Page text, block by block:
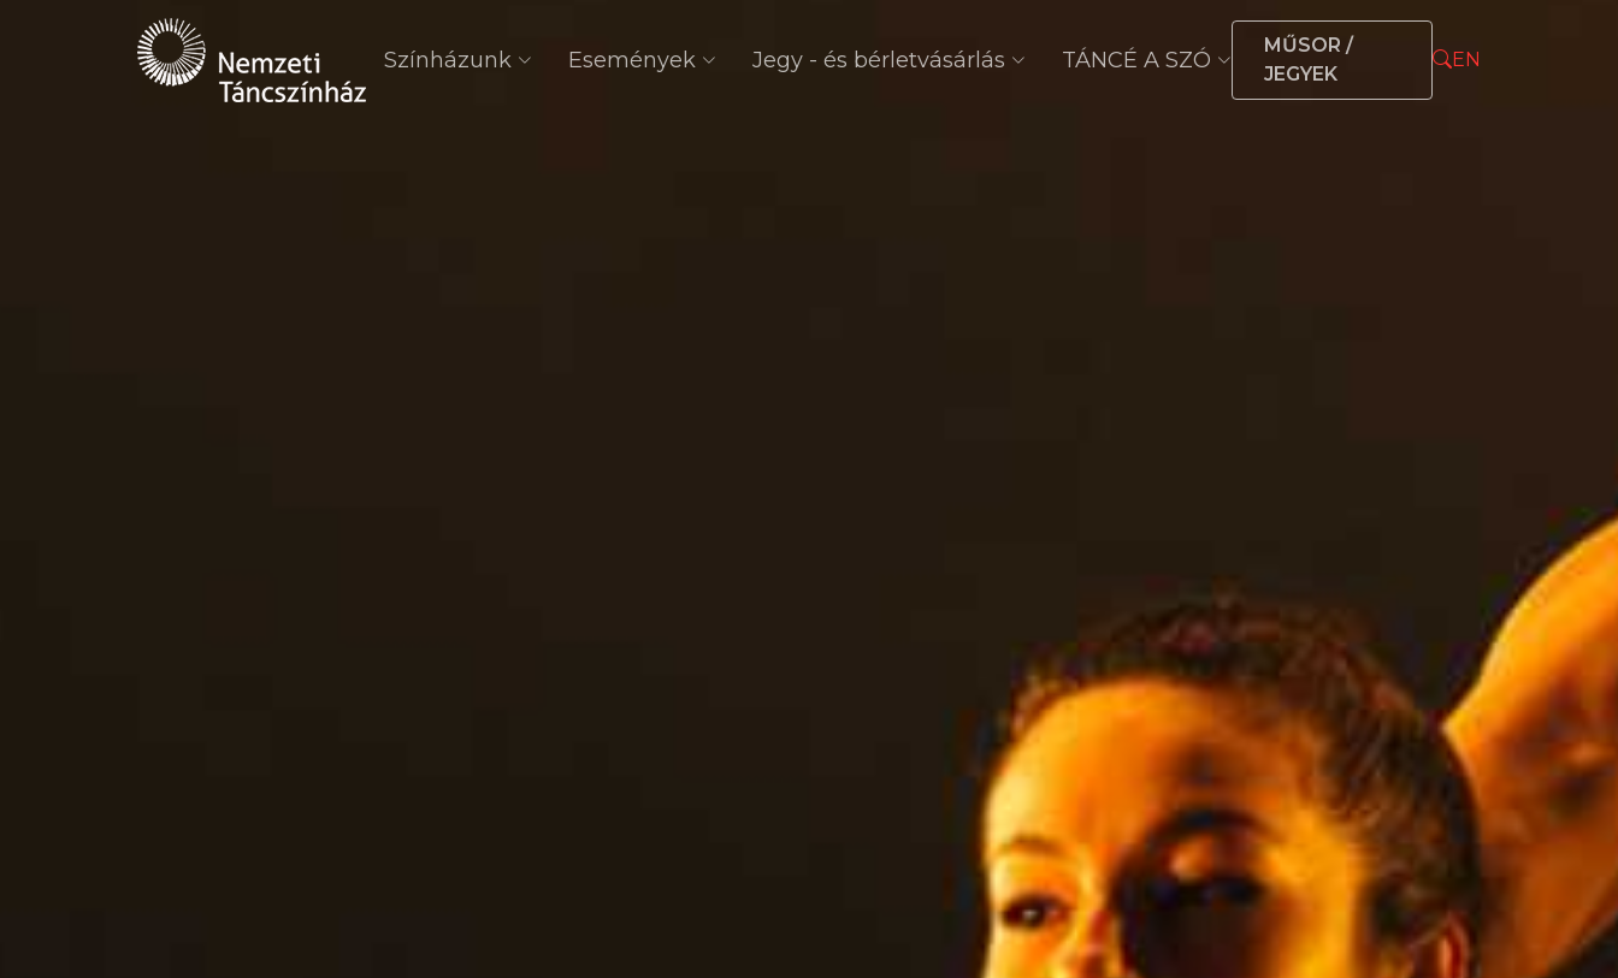
Színházunk Események Jegy - és bérletvásárlás TÁNCÉ A SZÓ
MŰSOR /
JEGYEK
EN